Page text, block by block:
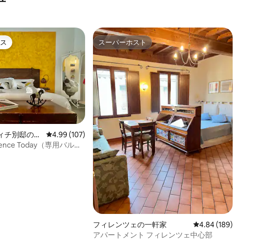
星の平均評価
ョイスです。
チ別邸の一
レビュー107件、5つ星中4.99つ星の平均評価
4.99 (107)
Today（専用バルコ
スーパーホスト
スーパーホスト
フィレンツェの一軒家 レビュー189件、5つ
4.84 (189)
アパートメント フィレンツェ中心部